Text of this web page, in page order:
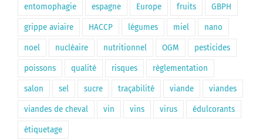
entomophagie espagne Europe fruits GBPH
grippe aviaire HACCP légumes miel nano
noel nucléaire nutritionnel OGM pesticides
poissons qualité risques règlementation
salon sel sucre traçabilité viande viandes
viandes de cheval vin vins virus édulcorants
étiquetage